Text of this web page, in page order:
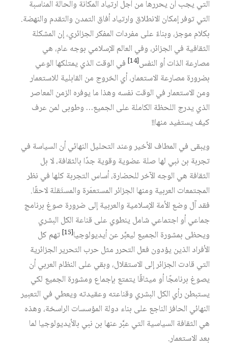
التي يجب أن يحررها من أجل ارتياد المكانة والحالة المناسبة
التي توفر إمكان الانطلاق وارتياد أفاق التمدن والتقدم والنهضة.
بكلام موجز، وبناءً على مفردات المفكر الجزائري، إن المشكلة
الثقافية في الجزائر، وفي العالم الإسلامي بوجه عام، هي
مصارعة الذات أو النفس[14]
في الوقت الذي يمتلكها الوعي
بضرورة مصارعة الاستعمار، أي الخروج من القابلية للاستعمار
ومن الاستعمار في الوقت نفسه وهذا ما يوفره الزمن المعاصر
الذي يدرج اللحظة الكاملة على الجميع… وطوبى لمن عرف
كيف يستفيد منها!!
ويبقى في المطاف الأخير وعند التحليل النهائي أن السياسة في
تجربة بن نبي لها صلة عضوية وقوية جدًا بالثقافة، لا بل
الثقافة هي الوجه الآخر للحضارة، أساس التجربة كلها في نظر
المجتمعات العربية ومنها الجزائر المستعمَرة والمستَقلة لاحقًا.
فقد آل وضع الأمة الإسلامية والعربية إلى ضرورة صوغ برنامج
جماعي أو اجتماعي شامل ينطوي على قناعة الكل البشري
ويحظى بمشورة الجميع ليعبِّر عن أيديولوجيا[15]
تهم كل
الأفراد الذين يؤدون فعل التحرر مثل حرب التحرير الجزائرية
التي قادت الجزائر إلى الاستقلال، وبقي على النظام العربي أن
يصوغ برنامجًا أو ميثاقًا يتمتع بإجماع ومشورة الجميع لكي
يستبطن رأي الكل البشري وقناعته وعقيدته ويعطي في التعبير
النهائي الحافز الناجع على بناء دولة المؤسسات الراسخة، وهذه
هي الثقافة السياسية التي عبَّر عنها بن نبي بالأيديولوجيا لما
بعد الاستعمار.